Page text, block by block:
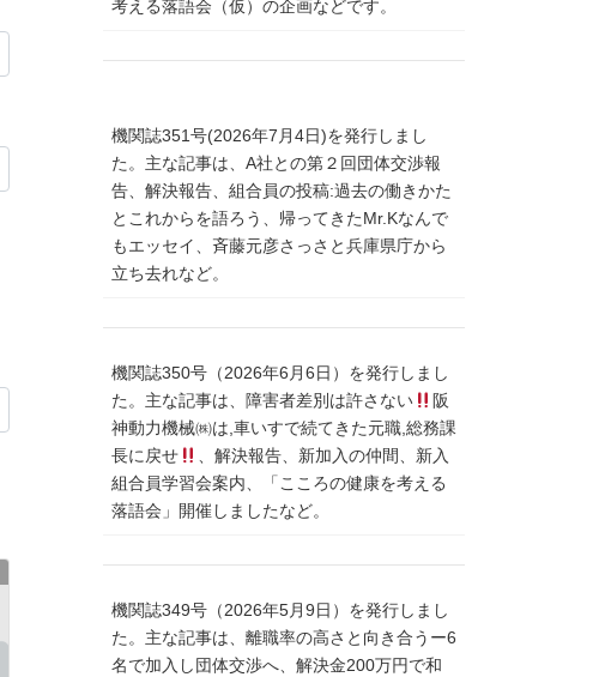
考える落語会（仮）の企画などです。
機関誌351号(2026年7月4日)を発行しまし
た。主な記事は、A社との第２回団体交渉報
告、解決報告、組合員の投稿:過去の働きかた
とこれからを語ろう、帰ってきたMr.Kなんで
もエッセイ、斉藤元彦さっさと兵庫県庁から
立ち去れなど。
機関誌350号（2026年6月6日）を発行しまし
た。主な記事は、障害者差別は許さない
阪
神動力機械㈱は,車いすで続てきた元職,総務課
長に戻せ
、解決報告、新加入の仲間、新入
組合員学習会案内、「こころの健康を考える
落語会」開催しましたなど。
機関誌349号（2026年5月9日）を発行しまし
た。主な記事は、離職率の高さと向き合うー6
名で加入し団体交渉へ、解決金200万円で和